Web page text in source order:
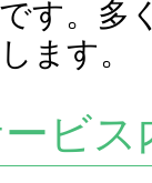
す。多
ます。
ビス